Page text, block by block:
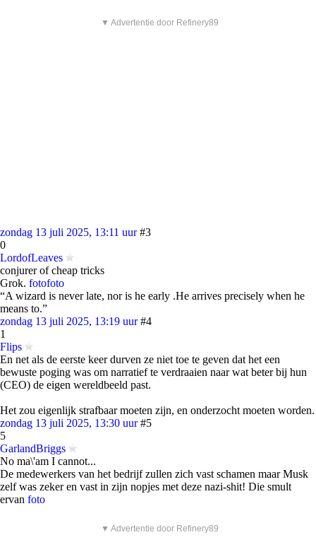
▼ Advertentie door Refinery89
zondag 13 juli 2025, 13:11 uur #3
0
LordofLeaves
conjurer of cheap tricks
Grok. fotofoto
“A wizard is never late, nor is he early .He arrives precisely when he
means to.”
zondag 13 juli 2025, 13:19 uur #4
1
Flips
En net als de eerste keer durven ze niet toe te geven dat het een
bewuste poging was om narratief te verdraaien naar wat beter bij hun
(CEO) de eigen wereldbeeld past.
Het zou eigenlijk strafbaar moeten zijn, en onderzocht moeten worden.
zondag 13 juli 2025, 13:30 uur #5
5
GarlandBriggs
No ma\'am I cannot...
De medewerkers van het bedrijf zullen zich vast schamen maar Musk
zelf was zeker en vast in zijn nopjes met deze nazi-shit! Die smult
ervan foto
▼ Advertentie door Refinery89